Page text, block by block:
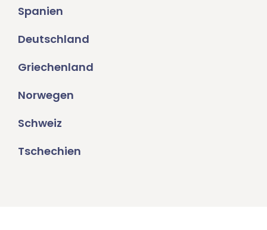
Spanien
Deutschland
Griechenland
Norwegen
Schweiz
Tschechien